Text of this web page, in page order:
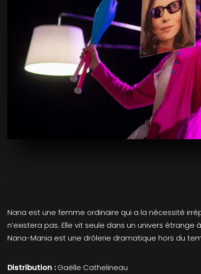
Nana est une femme ordinaire qui a la nécessité
n’existera pas. Elle vit seule dans un univers
Nana-Mania est une drôlerie dramatique hors du
Distribution :Gaëlle Cathelineau